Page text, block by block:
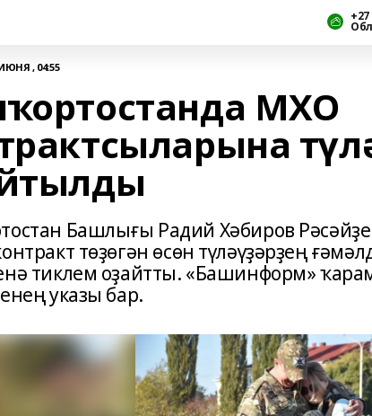
+27
, 04:55
МХО
Башлығы Радий Хәбиров
төҙөгән өсөн түләүҙәрҙең
тиклем оҙайтты. «Башинформ»
указы бар.